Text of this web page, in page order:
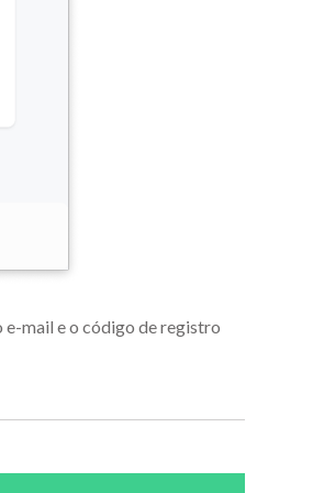
mail e o código de registro